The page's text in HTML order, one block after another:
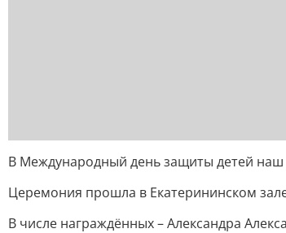
В Международный день защиты детей
Церемония прошла в Екатерининском
В числе награждённых – Александра